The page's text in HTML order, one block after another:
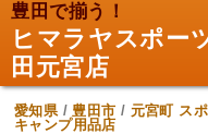
豊田で揃う！
ヒマラヤスポー
田元宮店
愛知県/豊田市 / 元宮町 ス
キャンプ用品店